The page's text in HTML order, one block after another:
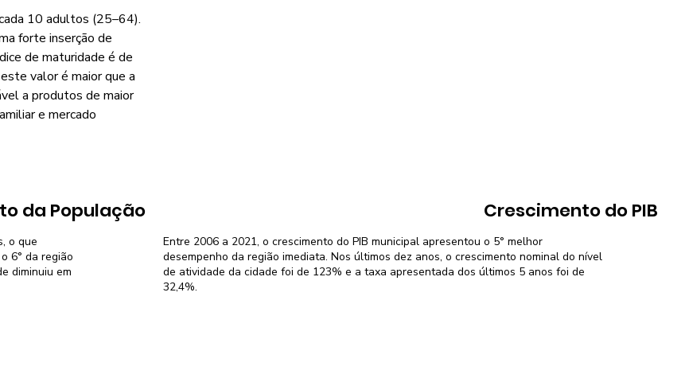
10 adultos (25–64).
forte inserção de
de maturidade é de
valor é maior que a
a produtos de maior
e mercado
da População
o que
6° da região
diminuiu em
Crescimento do PIB
Entre 2006 a 2021, o crescimento do PIB municipal apresentou o 5° melhor
desempenho da região imediata. Nos últimos dez anos, o crescimento nominal do nível
de atividade da cidade foi de 123% e a taxa apresentada dos últimos 5 anos foi de
32,4%.